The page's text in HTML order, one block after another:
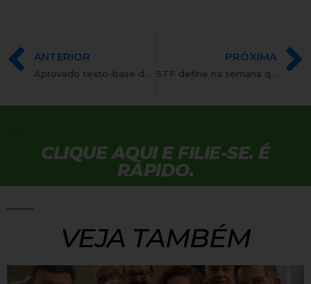
ANTERIOR
Aprovado texto-base de PEC que vincula salário da AGU e de delegados ao STF
PRÓXIMA
STF define na semana que vem reajuste para servidores e ministros
CLIQUE AQUI E FILIE-SE. É
RÁPIDO.
VEJA TAMBÉM